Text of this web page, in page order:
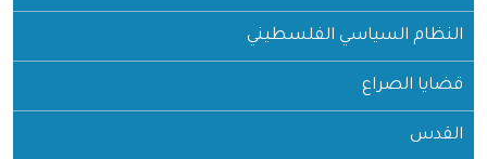
النظام السياسي الفلسطيني
قضايا الصراع
القدس